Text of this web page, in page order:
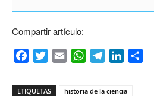
Compartir artículo:
FacebookTwitterEmail WhatsAppTelegramLinkedIn
ETIQUETAS historia de la ciencia